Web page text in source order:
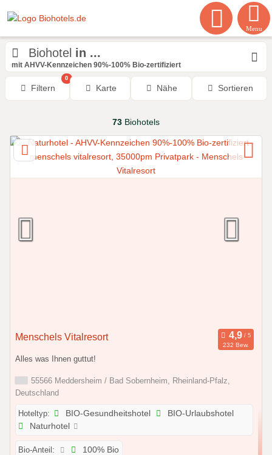
Menu
Biohotel in ...
mit AHVV-Kennzeichen 90%-100% Bio-zertifiziert
Filtern
0
Karte Nähe Sortieren
73 Biohotels
Menschels Vitalresort
232 Bew.
Alles was Ihnen guttut!
55566 Meddersheim / Bad Sobernheim, Rheinland-Pfalz,
Deutschland
Hoteltyp: BIO-Gesundheitshotel
BIO-Urlaubshotel
Naturhotel
Bio-Anteil: 100% Bio